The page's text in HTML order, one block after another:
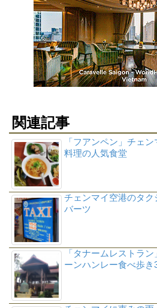
関連記事
「フアンペン」チェ
料理の人気食堂
チェンマイ空港のタ
バーツ
「タナームレストラ
ーンハンレー食べ歩き